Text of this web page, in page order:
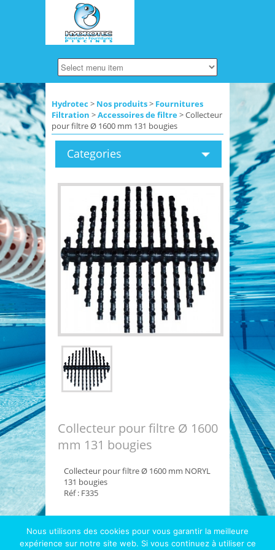
Hydrotec > Nos produits> Fournitures
Filtration >Accessoires de filtre> Collecteur
pour filtre Ø 1600 mm 131 bougies
Categories
Collecteur pour filtre Ø 1600
mm 131 bougies
Collecteur pour filtre Ø 1600 mm NORYL
131 bougies
Réf : F335
Nous utilisons des cookies pour vous garantir la meilleure
expérience sur notre site web. Si vous continuez à utiliser ce